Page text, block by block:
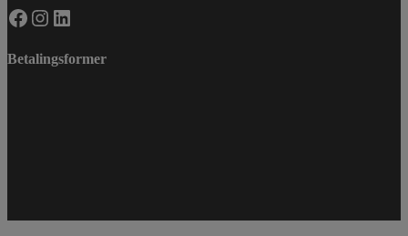
Facebook
Instagram
LinkedIn
Betalingsformer